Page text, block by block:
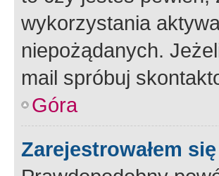
wykorzystania
niepożądanych.
mail spróbuj
Góra
Zarejestrowałem